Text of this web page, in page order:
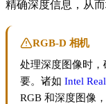
精确深度信息，从
RGB-D 相机
处理深度图像时
要。诸如 Intel
RGB 和深度图像